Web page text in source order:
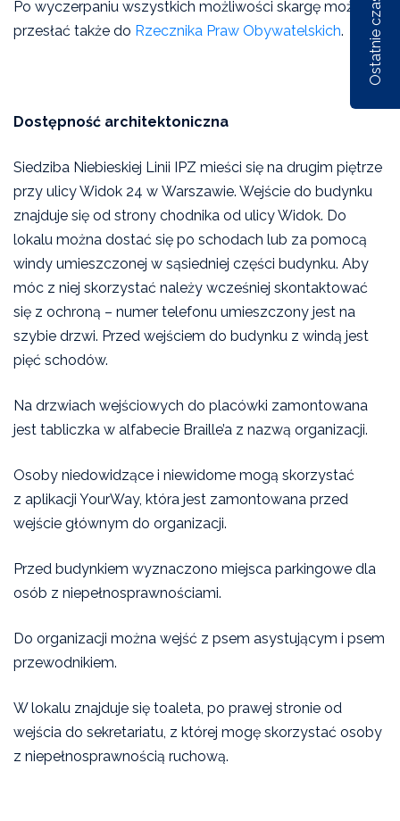
Po wyczerpaniu wszystkich możliwości skargę można
przesłać także do Rzecznika Praw Obywatelskich.
Dostępność architektoniczna
Siedziba Niebieskiej Linii IPZ mieści się na drugim piętrze
przy ulicy Widok 24 w Warszawie. Wejście do budynku
znajduje się od strony chodnika od ulicy Widok. Do
lokalu można dostać się po schodach lub za pomocą
windy umieszczonej w sąsiedniej części budynku. Aby
móc z niej skorzystać należy wcześniej skontaktować
się z ochroną – numer telefonu umieszczony jest na
szybie drzwi. Przed wejściem do budynku z windą jest
pięć schodów.
Na drzwiach wejściowych do placówki zamontowana
jest tabliczka w alfabecie Braille’a z nazwą organizacji.
Osoby niedowidzące i niewidome mogą skorzystać
z aplikacji YourWay, która jest zamontowana przed
wejście głównym do organizacji.
Przed budynkiem wyznaczono miejsca parkingowe dla
osób z niepełnosprawnościami.
Do organizacji można wejść z psem asystującym i psem
przewodnikiem.
W lokalu znajduje się toaleta, po prawej stronie od
wejścia do sekretariatu, z której mogę skorzystać osoby
z niepełnosprawnością ruchową.
Nr 5/